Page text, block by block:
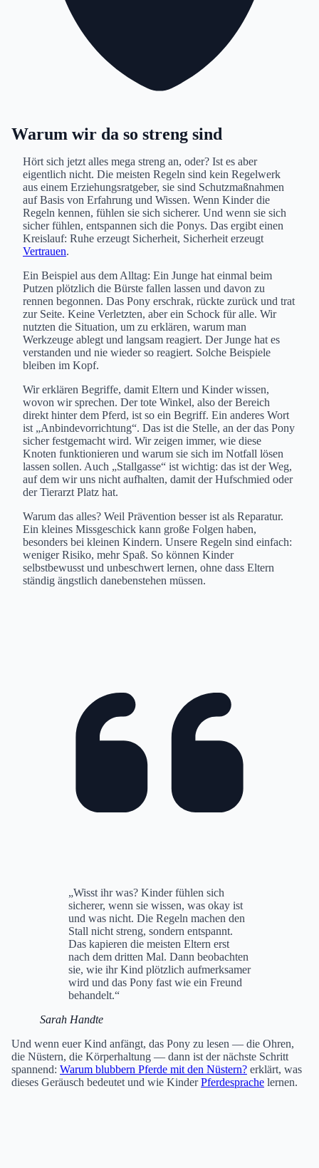
Warum wir da so streng sind
Hört sich jetzt alles mega streng an, oder? Ist es aber
eigentlich nicht. Die meisten Regeln sind kein Regelwerk
aus einem Erziehungsratgeber, sie sind Schutzmaßnahmen
auf Basis von Erfahrung und Wissen. Wenn Kinder die
Regeln kennen, fühlen sie sich sicherer. Und wenn sie sich
sicher fühlen, entspannen sich die Ponys. Das ergibt einen
Kreislauf: Ruhe erzeugt Sicherheit, Sicherheit erzeugt
Vertrauen.
Ein Beispiel aus dem Alltag: Ein Junge hat einmal beim
Putzen plötzlich die Bürste fallen lassen und davon zu
rennen begonnen. Das Pony erschrak, rückte zurück und trat
zur Seite. Keine Verletzten, aber ein Schock für alle. Wir
nutzten die Situation, um zu erklären, warum man
Werkzeuge ablegt und langsam reagiert. Der Junge hat es
verstanden und nie wieder so reagiert. Solche Beispiele
bleiben im Kopf.
Wir erklären Begriffe, damit Eltern und Kinder wissen,
wovon wir sprechen. Der tote Winkel, also der Bereich
direkt hinter dem Pferd, ist so ein Begriff. Ein anderes Wort
ist „Anbindevorrichtung“. Das ist die Stelle, an der das Pony
sicher festgemacht wird. Wir zeigen immer, wie diese
Knoten funktionieren und warum sie sich im Notfall lösen
lassen sollen. Auch „Stallgasse“ ist wichtig: das ist der Weg,
auf dem wir uns nicht aufhalten, damit der Hufschmied oder
der Tierarzt Platz hat.
Warum das alles? Weil Prävention besser ist als Reparatur.
Ein kleines Missgeschick kann große Folgen haben,
besonders bei kleinen Kindern. Unsere Regeln sind einfach:
weniger Risiko, mehr Spaß. So können Kinder
selbstbewusst und unbeschwert lernen, ohne dass Eltern
ständig ängstlich danebenstehen müssen.
„Wisst ihr was? Kinder fühlen sich
sicherer, wenn sie wissen, was okay ist
und was nicht. Die Regeln machen den
Stall nicht streng, sondern entspannt.
Das kapieren die meisten Eltern erst
nach dem dritten Mal. Dann beobachten
sie, wie ihr Kind plötzlich aufmerksamer
wird und das Pony fast wie ein Freund
behandelt.“
Sarah Handte
Und wenn euer Kind anfängt, das Pony zu lesen — die Ohren,
die Nüstern, die Körperhaltung — dann ist der nächste Schritt
spannend: Warum blubbern Pferde mit den Nüstern? erklärt, was
dieses Geräusch bedeutet und wie KinderPferdesprache lernen.